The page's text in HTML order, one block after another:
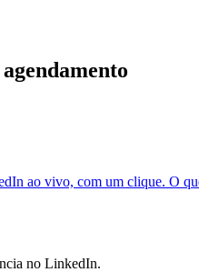
ao vivo, com um clique. O
no LinkedIn.